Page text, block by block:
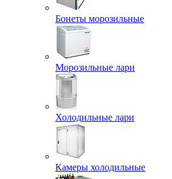
Бонеты морозильные
Морозильные лари
Холодильные лари
Камеры холодильные